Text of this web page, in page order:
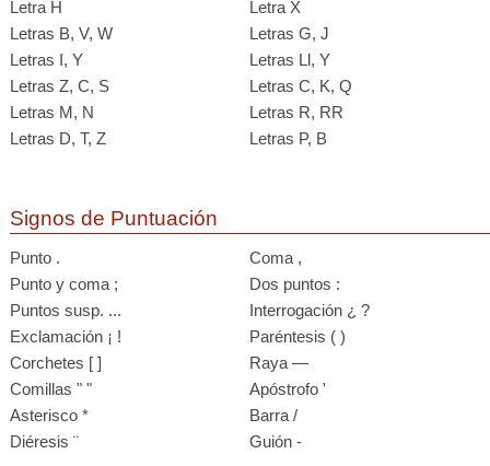
Letra H
Letra X
Letras B, V, W
Letras G, J
Letras I, Y
Letras Ll, Y
Letras Z, C, S
Letras C, K, Q
Letras M, N
Letras R, RR
Letras D, T, Z
Letras P, B
Signos de Puntuación
Punto .
Coma ,
Punto y coma ;
Dos puntos :
Puntos susp. ...
Interrogación ¿ ?
Exclamación ¡ !
Paréntesis ( )
Corchetes [ ]
Raya —
Comillas " "
Apóstrofo '
Asterisco *
Barra /
Diéresis ¨
Guión -